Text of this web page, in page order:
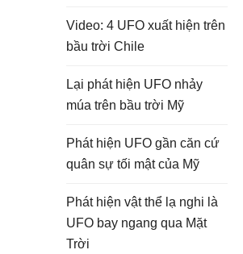
Video: 4 UFO xuất hiện trên
bầu trời Chile
Lại phát hiện UFO nhảy
múa trên bầu trời Mỹ
Phát hiện UFO gần căn cứ
quân sự tối mật của Mỹ
Phát hiện vật thể lạ nghi là
UFO bay ngang qua Mặt
Trời